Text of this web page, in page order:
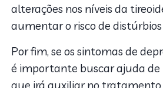
alterações nos níveis da
aumentar o risco de
Por fim, se os sintomas de
é importante buscar ajuda de